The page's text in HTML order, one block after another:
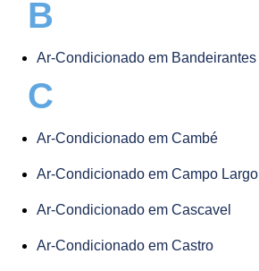
B
Ar-Condicionado em Bandeirantes
C
Ar-Condicionado em Cambé
Ar-Condicionado em Campo Largo
Ar-Condicionado em Cascavel
Ar-Condicionado em Castro